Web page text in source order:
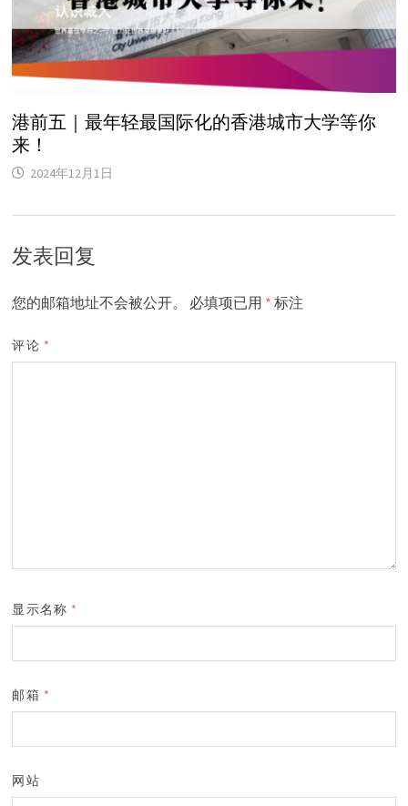
港前五｜最年轻最国际化的香港城市大学等你
来！
2024年12月1日
发表回复
您的邮箱地址不会被公开。 必填项已用 * 标注
评论 *
显示名称 *
邮箱 *
网站